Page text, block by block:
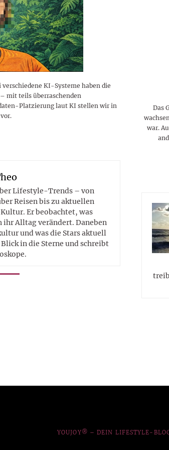
Start, Teilnehmer,
Skandale
lustigen Sprüche helfen
Gratulieren
BMI-Rechner für Frauen
– Online-Rechner mit
hilfreichen Tipps
Profi
Ausblick für Frauen und
Männer aller
Traumurlaub im
schneeweißen Salzburger
Land
KI-Systeme haben die
mit teils überraschenden
Platzierung laut KI stellen wir in
Lifestyle-Trends – von
Reisen bis zu aktuellen
Er beobachtet, was
ihr Alltag verändert. Daneben
und was die Stars aktuell
in die Sterne und schreibt
Das
war.
YOUJOY® – DEIN LIFESTYLE-